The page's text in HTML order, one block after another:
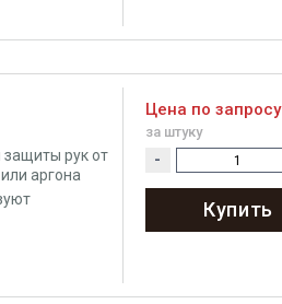
рук от
аргона
Цена по запросу
за штуку
-
Купить